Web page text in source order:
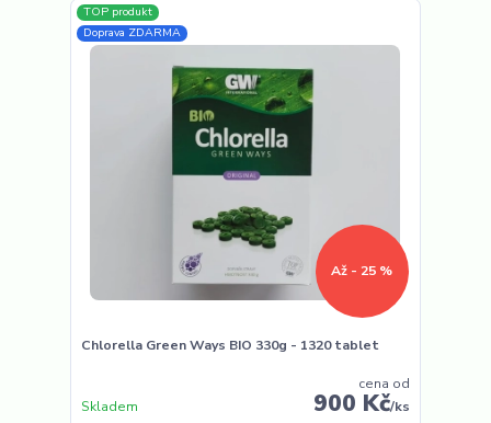
TOP produkt
Doprava ZDARMA
Až - 25 %
Chlorella Green Ways BIO 330g - 1320 tablet
cena od
900 Kč/ks
Skladem